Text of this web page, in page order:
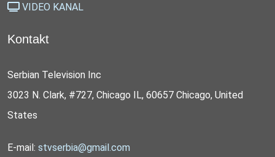
VIDEO KANAL
Kontakt
Serbian Television Inc
3023 N. Clark, #727, Chicago IL, 60657 Chicago, United
States
E-mail: stvserbia@gmail.com